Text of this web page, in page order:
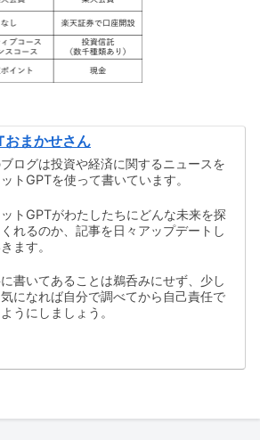
おまかせさん
ログは投資や経済に関するニュースを
トGPTを使って書いています。
トGPTがわたしたちにどんな未来を探
れるのか、記事を日々アップデートし
ます。
書いてあることは鵜呑みにせず、少し
になれば自分で調べてから自己責任で
うにしましょう。